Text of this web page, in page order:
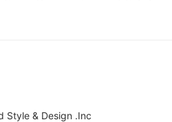
Style & Design .Inc